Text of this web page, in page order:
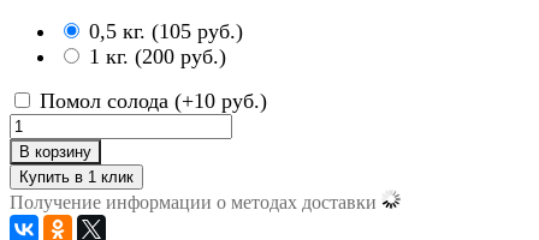
0,5 кг. (105 руб.)
1 кг. (200 руб.)
Помол солода (+10 руб.)
В корзину
Получение информации о методах доставки